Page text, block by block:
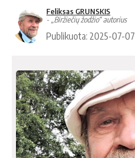
Feliksas GRUNSKIS
- „Biržiečių žodžio“ autorius
Publikuota: 2025-07-07